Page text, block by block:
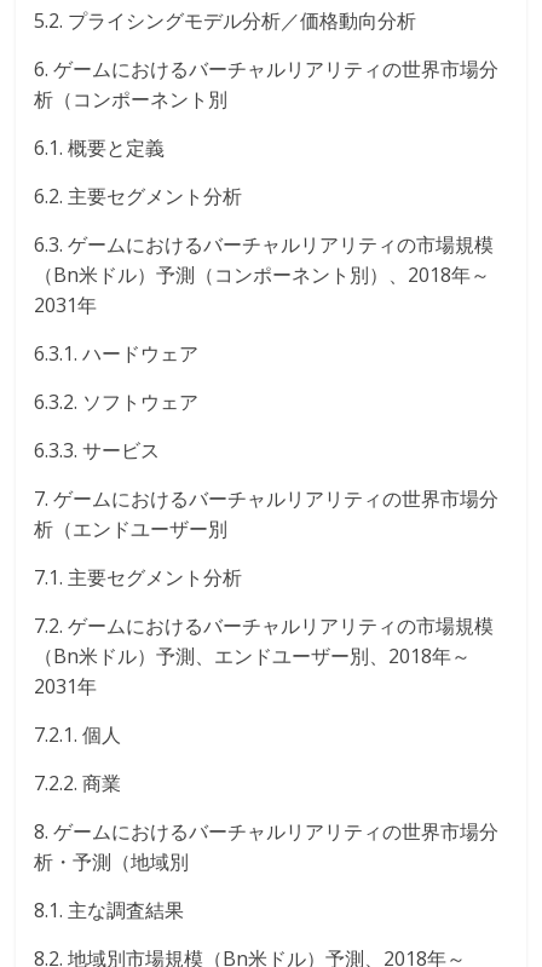
5.2. プライシングモデル分析／価格動向分析
6. ゲームにおけるバーチャルリアリティの世界市場分
析（コンポーネント別
6.1. 概要と定義
6.2. 主要セグメント分析
6.3. ゲームにおけるバーチャルリアリティの市場規模
（Bn米ドル）予測（コンポーネント別）、2018年～
2031年
6.3.1. ハードウェア
6.3.2. ソフトウェア
6.3.3. サービス
7. ゲームにおけるバーチャルリアリティの世界市場分
析（エンドユーザー別
7.1. 主要セグメント分析
7.2. ゲームにおけるバーチャルリアリティの市場規模
（Bn米ドル）予測、エンドユーザー別、2018年～
2031年
7.2.1. 個人
7.2.2. 商業
8. ゲームにおけるバーチャルリアリティの世界市場分
析・予測（地域別
8.1. 主な調査結果
8.2. 地域別市場規模（Bn米ドル）予測、2018年～